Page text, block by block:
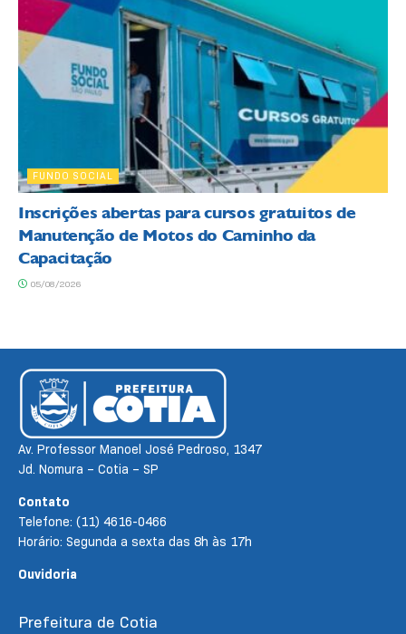
FUNDO SOCIAL
Inscrições abertas para cursos gratuitos de
Manutenção de Motos do Caminho da
Capacitação
05/08/2026
Av. Professor Manoel José Pedroso, 1347
Jd. Nomura – Cotia – SP
Contato
Telefone: (11) 4616-0466
Horário: Segunda a sexta das 8h às 17h
Ouvidoria
Prefeitura de Cotia